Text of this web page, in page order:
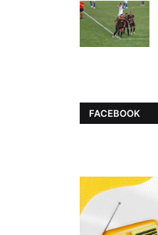
FACEBOOK